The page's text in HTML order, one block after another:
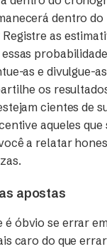
dentro do
as
as e divulgue-
os
cientes de
aqueles que
a relatar
apostas
é óbvio se errar
caro do que